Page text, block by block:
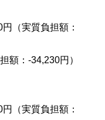
（実質負担額：
額：-34,230円）
（実質負担額：